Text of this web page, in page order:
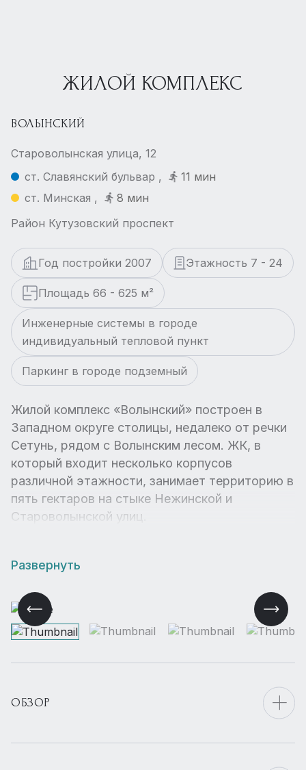
ЖИЛОЙ КОМПЛЕКС
ВОЛЫНСКИЙ
Староволынская улица, 12
ст. Славянский бульвар ,
11 мин
ст. Минская ,
8 мин
Район Кутузовский проспект
Год постройки 2007 Этажность 7 - 24
Площадь 66 - 625 м²
Инженерные системы в городе
индивидуальный тепловой пункт
Паркинг в городе подземный
Жилой комплекс «Волынский» построен в
Западном округе столицы, недалеко от речки
Сетунь, рядом с Волынским лесом. ЖК, в
который входит несколько корпусов
различной этажности, занимает территорию в
пять гектаров на стыке Нежинской и
Староволынской улиц.
Развернуть
ОБЗОР